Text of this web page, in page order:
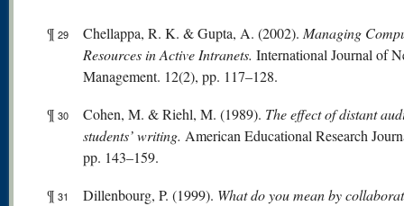
¶ 29 Chellappa, R. K. & Gupta, A. (2002). Managing
Resources in Active Intranets. International Journal of
Management. 12(2), pp. 117–128.
¶ 30 Cohen, M. & Riehl, M. (1989). The effect of distant
students’ writing. American Educational Research
pp. 143–159.
¶ 31 Dillenbourg, P. (1999). What do you mean by